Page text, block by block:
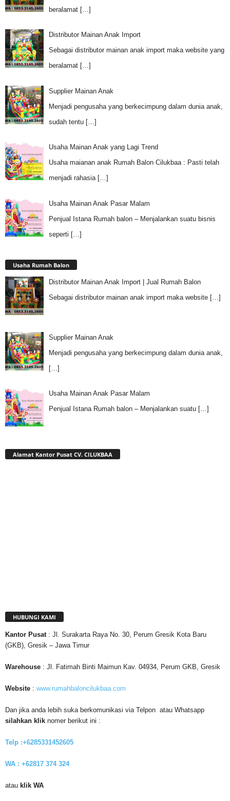
beralamat […]
Distributor Mainan Anak Import
Sebagai distributor mainan anak import maka website yang
beralamat […]
Supplier Mainan Anak
Menjadi pengusaha yang berkecimpung dalam dunia anak,
sudah tentu […]
Usaha Mainan Anak yang Lagi Trend
Usaha maianan anak Rumah Balon Cilukbaa : Pasti telah
menjadi rahasia […]
Usaha Mainan Anak Pasar Malam
Penjual Istana Rumah balon – Menjalankan suatu bisnis
seperti […]
Usaha Rumah Balon
Distributor Mainan Anak Import | Jual Rumah Balon
Sebagai distributor mainan anak import maka website […]
Supplier Mainan Anak
Menjadi pengusaha yang berkecimpung dalam dunia anak,
[…]
Usaha Mainan Anak Pasar Malam
Penjual Istana Rumah balon – Menjalankan suatu […]
Alamat Kantor Pusat CV. CILUKBAA
HUBUNGI KAMI
Kantor Pusat : Jl. Surakarta Raya No. 30, Perum Gresik Kota Baru
(GKB), Gresik – Jawa Timur
Warehouse : Jl. Fatimah Binti Maimun Kav. 04934, Perum GKB, Gresik
Website : www.rumahbaloncilukbaa.com
Dan jika anda lebih suka berkomunikasi via Telpon atau Whatsapp
silahkan klik nomer berikut ini :
Telp :+6285331452605
WA : +62817 374 324
atau klik WA